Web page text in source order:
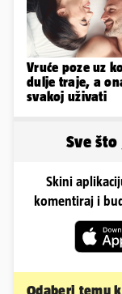
Vruće poze uz
dulje traje, a
svakoj uživati
Sve
Skini
komentiraj i
Odaberi temu